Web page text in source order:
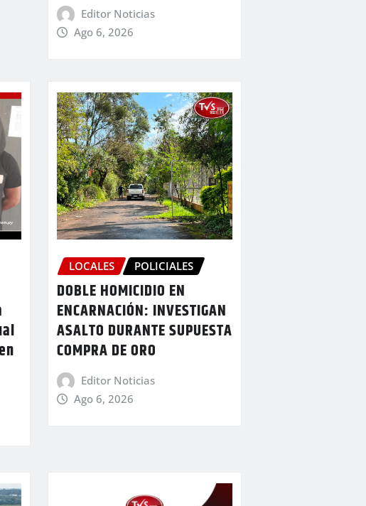
Editor Noticias
Ago 6, 2026
LOCALES POLICIALES
DOBLE HOMICIDIO EN
ENCARNACIÓN: INVESTIGAN
ASALTO DURANTE SUPUESTA
COMPRA DE ORO
Editor Noticias
Ago 6, 2026